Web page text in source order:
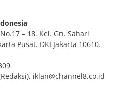
– 18. Kel. Gn. Sahari
Pusat. DKI Jakarta 10610.
iklan@channel8.co.id